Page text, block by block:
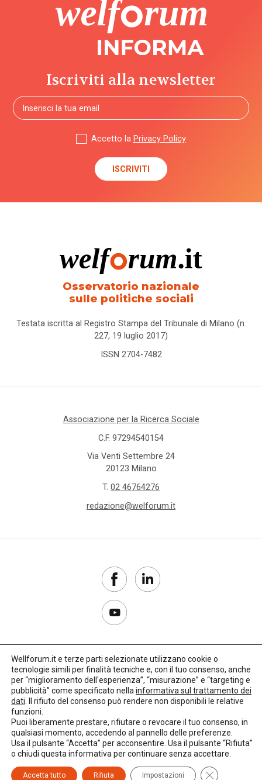
Iscriviti alla newsletter
Accetto la Privacy Policy
Osservatorio nazionale
sulle politiche sociali
Testata iscritta al Registro Stampa del Tribunale di Milano (n.
227, 19 luglio 2017)
ISSN 2704-7482
Associazione per la Ricerca Sociale
C.F. 97294540154
Via Venti Settembre 24
20123 Milano
T. 02 46764276
redazione@welforum.it
Copyright 2017–2026
Privacy Policy
Credits: LO Studio
Wellforum.it e terze parti selezionate utilizzano cookie o
tecnologie simili per finalità tecniche e, con il tuo consenso, anche
per “miglioramento dell'esperienza”, “misurazione” e “targeting e
pubblicità” come specificato nella informativa sul trattamento dei
dati . Il rifiuto del consenso può rendere non disponibili le relative
funzioni.
Puoi liberamente prestare, rifiutare o revocare il tuo consenso, in
qualsiasi momento, accedendo al pannello delle preferenze.
Usa il pulsante “Accetta” per acconsentire. Usa il pulsante “Rifiuta”
o chiudi questa informativa per continuare senza accettare.
Accetta tutto Rifiuta Impostazioni Close GDPR